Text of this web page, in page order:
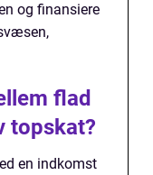
og finansiere
flad
topskat?
en indkomst